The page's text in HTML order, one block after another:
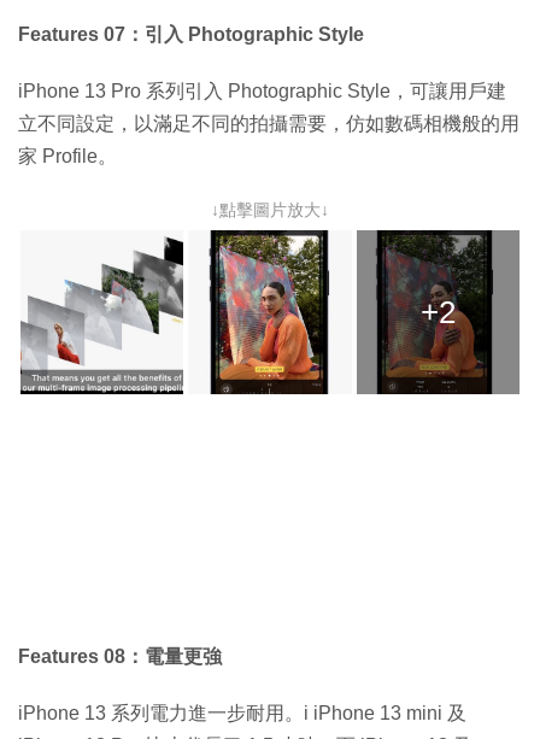
Features 07：引入 Photographic Style
iPhone 13 Pro 系列引入 Photographic Style，可讓用戶建
立不同設定，以滿足不同的拍攝需要，仿如數碼相機般的用
家 Profile。
↓點擊圖片放大↓
+2
Features 08：電量更強
iPhone 13 系列電力進一步耐用。i iPhone 13 mini 及